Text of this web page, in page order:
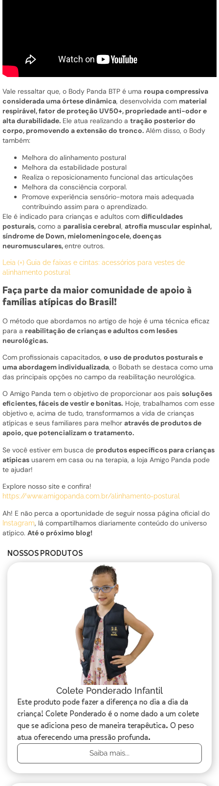
Vale ressaltar que, o Body Panda BTP é uma roupa compressiva
considerada uma órtese dinâmica, desenvolvida com material
respirável, fator de proteção UV50+, propriedade anti-odor e
alta durabilidade. Ele atua realizando a tração posterior do
corpo, promovendo a extensão do tronco. Além disso, o Body
também:
Melhora do alinhamento postural
Melhora da estabilidade postural
Realiza o reposicionamento funcional das articulações
Melhora da consciência corporal.
Promove experiência sensório-motora mais adequada
contribuindo assim para o aprendizado.
Ele é indicado para crianças e adultos com dificuldades
posturais, como a paralisia cerebral, atrofia muscular espinhal,
síndrome de Down, mielomeningocele, doenças
neuromusculares,entre outros.
Leia (+) Guia de faixas e cintas: acessórios para vestes de
alinhamento postural
Faça parte da maior comunidade de apoio à
famílias atípicas do Brasil!
O método que abordamos no artigo de hoje é uma técnica eficaz
para a reabilitação de crianças e adultos com lesões
neurológicas.
Com profissionais capacitados, o uso de produtos posturais e
uma abordagem individualizada, o Bobath se destaca como uma
das principais opções no campo da reabilitação neurológica.
O Amigo Panda tem o objetivo de proporcionar aos pais soluções
eficientes, fáceis de vestir e bonitas. Hoje, trabalhamos com esse
objetivo e, acima de tudo, transformamos a vida de crianças
atípicas e seus familiares para melhor através de produtos de
apoio, que potencializam o tratamento.
Se você estiver em busca de produtos específicos para crianças
atípicas usarem em casa ou na terapia, a loja Amigo Panda pode
te ajudar!
Explore nosso site e confira!
https://www.amigopanda.com.br/alinhamento-postural
Ah! E não perca a oportunidade de seguir nossa página oficial do
Instagram, lá compartilhamos diariamente conteúdo do universo
atípico. Até o próximo blog!
NOSSOS PRODUTOS
Colete Ponderado Infantil
Este produto pode fazer a diferença no dia a dia da
criança! Colete Ponderado é o nome dado a um colete
que se adiciona peso de maneira terapêutica. O peso
atua oferecendo uma pressão profunda.
Saiba mais...